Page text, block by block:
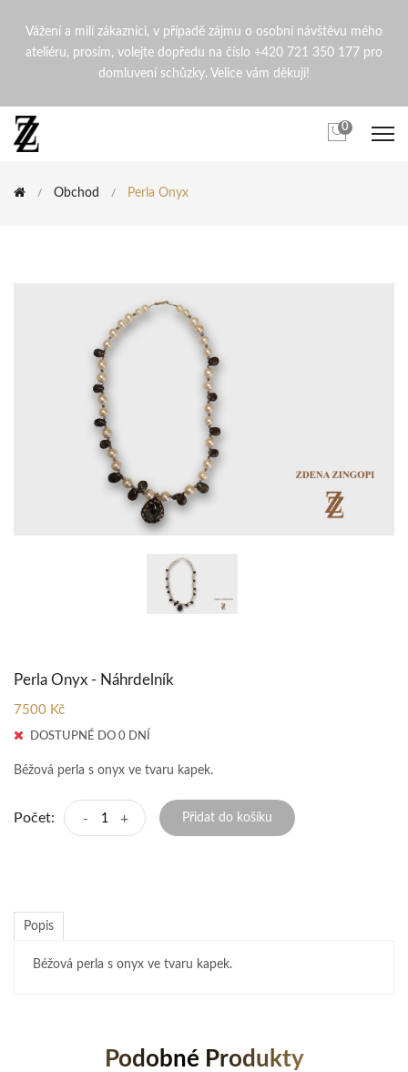
Perla Onyx | ZdenaZingopi
Vážení a milí zákazníci, v případě zájmu o osobní návštěvu mého
ateliéru, prosím, volejte dopředu na číslo +420 721 350 177 pro
domluvení schůzky. Velice vám děkuji!
0
Obchod Perla Onyx
Perla Onyx - Náhrdelník
7500 Kč
DOSTUPNÉ DO 0 DNÍ
Béžová perla s onyx ve tvaru kapek.
Počet: - + Přidat do košíku
Popis
Béžová perla s onyx ve tvaru kapek.
Podobné Produkty